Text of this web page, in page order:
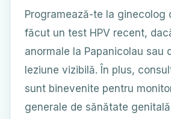
Programează-te la ginecolog
făcut un test HPV recent,
anormale la Papanicolau sau
leziune vizibilă. În plus,
sunt binevenite pentru
generale de sănătate